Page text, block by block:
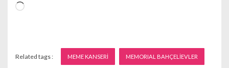
Yükleniyor...
Related tags : MEME KANSERİ MEMORIAL BAHÇELİEVLER